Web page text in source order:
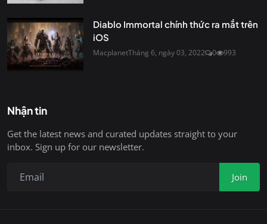
Diablo Immortal chính thức ra mắt trên
iOS
MacplanetTháng 6, ngày 03, 2022 0 993
Nhận tin
Get the latest news and curated updates straight to your
inbox. Sign up for our newsletter.
Join